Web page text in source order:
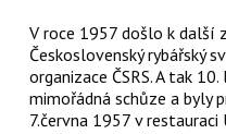
V roce 1957 došlo k další
Československý rybářský
organizace ČSRS. A tak
mimořádná schůze a byly
7.června 1957 v